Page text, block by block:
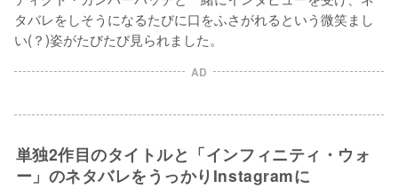
タバレをしそうになるたびに口をふさがれるという微笑まし
い(？)姿がたびたび見られました。
AD
単独2作目のタイトルと「インフィニティ・ウォ
ー」のネタバレをうっかりInstagramに